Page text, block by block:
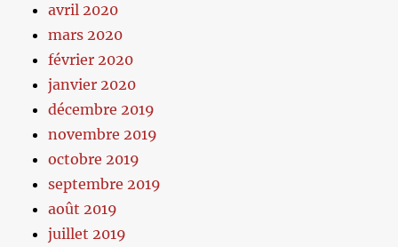
avril 2020
mars 2020
février 2020
janvier 2020
décembre 2019
novembre 2019
octobre 2019
septembre 2019
août 2019
juillet 2019